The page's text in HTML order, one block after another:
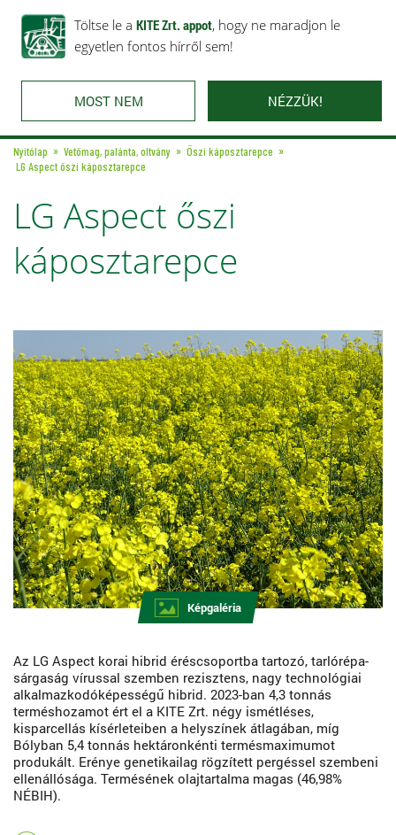
Töltse le a KITE Zrt. appot, hogy ne maradjon le
egyetlen fontos hírről sem!
MOST NEM NÉZZÜK!
Rólunk Ajánlataink Karrier Kapcsolat
Nyitólap Vetőmag, palánta, oltvány
Őszi káposztarepce
LG Aspect őszi káposztarepce
LG Aspect őszi
káposztarepce
Képgaléria
Az LG Aspect korai hibrid éréscsoportba tartozó, tarlórépa-
sárgaság vírussal szemben rezisztens, nagy technológiai
alkalmazkodóképességű hibrid. 2023-ban 4,3 tonnás
terméshozamot ért el a KITE Zrt. négy ismétléses,
kisparcellás kísérleteiben a helyszínek átlagában, míg
Bólyban 5,4 tonnás hektáronkénti termésmaximumot
produkált. Erénye genetikailag rögzített pergéssel szembeni
ellenállósága. Termésének olajtartalma magas (46,98%
NÉBIH).